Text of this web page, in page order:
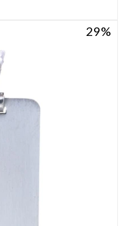
29